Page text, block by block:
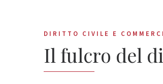
DIRITTO CIVILE E
Il fulcro del